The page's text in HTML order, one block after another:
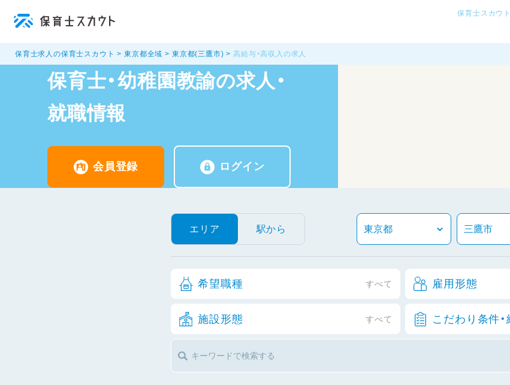
保育士スカウ
保育士求人の保育士スカウト 東京都全域 東京都(三鷹市) 高給与・高収入の求人
保育士・幼稚園教諭の求人・
就職情報
会員登録 ログイン
エリア 駅から
希望職種 すべて 雇用形態
施設形態 すべて こだわり条件・